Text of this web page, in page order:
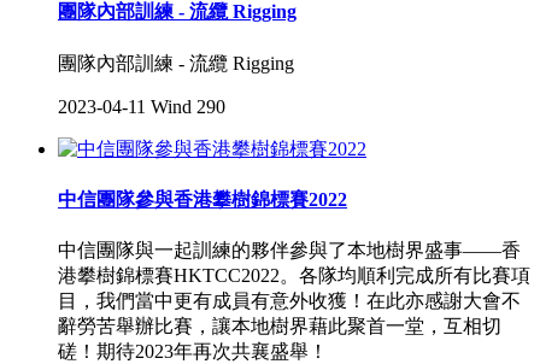
團隊內部訓練 - 流纜 Rigging
團隊內部訓練 - 流纜 Rigging
2023-04-11 Wind 290
中信團隊參與香港攀樹錦標賽2022
中信團隊與一起訓練的夥伴參與了本地樹界盛事——香
港攀樹錦標賽HKTCC2022。各隊均順利完成所有比賽項
目，我們當中更有成員有意外收獲！在此亦感謝大會不
辭勞苦舉辦比賽，讓本地樹界藉此聚首一堂，互相切
磋！期待2023年再次共襄盛舉！